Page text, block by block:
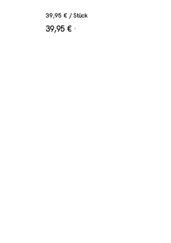
39,95 € /Stück
39,95 € *